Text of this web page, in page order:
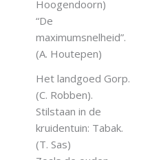
Hoogendoorn)
“De
maximumsnelheid”.
(A. Houtepen)
Het landgoed Gorp.
(C. Robben).
Stilstaan in de
kruidentuin: Tabak.
(T. Sas)